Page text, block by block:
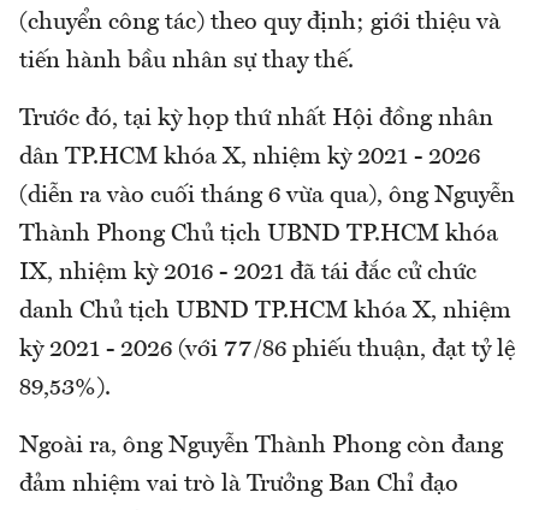
(chuyển công tác) theo quy định; giới thiệu và
tiến hành bầu nhân sự thay thế.
Trước đó, tại kỳ họp thứ nhất Hội đồng nhân
dân TP.HCM khóa X, nhiệm kỳ 2021 - 2026
(diễn ra vào cuối tháng 6 vừa qua), ông Nguyễn
Thành Phong Chủ tịch UBND TP.HCM khóa
IX, nhiệm kỳ 2016 - 2021 đã tái đắc cử chức
danh Chủ tịch UBND TP.HCM khóa X, nhiệm
kỳ 2021 - 2026 (với 77/86 phiếu thuận, đạt tỷ lệ
89,53%).
Ngoài ra, ông Nguyễn Thành Phong còn đang
đảm nhiệm vai trò là Trưởng Ban Chỉ đạo